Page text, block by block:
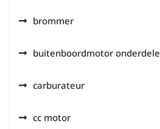
brommer
buitenboordmotor
carburateur
cc motor